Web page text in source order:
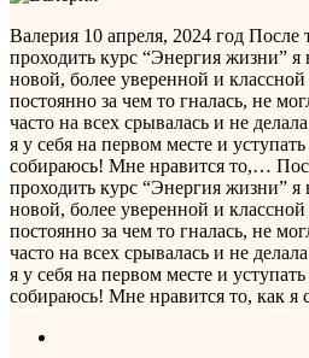
Валерия 10 апреля, 2024 год После
проходить курс “Энергия жизни” я
новой, более уверенной и
постоянно за чем то гналась, не
часто на всех срывалась и не
я у себя на первом месте и
собираюсь! Мне нравится то,…
проходить курс “Энергия жизни” я
новой, более уверенной и
постоянно за чем то гналась, не
часто на всех срывалась и не
я у себя на первом месте и
собираюсь! Мне нравится то, как я